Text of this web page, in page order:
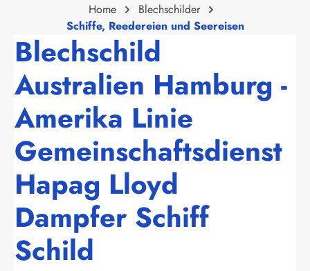
Home
Blechschilder
Schiffe, Reedereien und Seereisen
Blechschild
Australien Hamburg -
Amerika Linie
Gemeinschaftsdienst
Hapag Lloyd
Dampfer Schiff
Schild